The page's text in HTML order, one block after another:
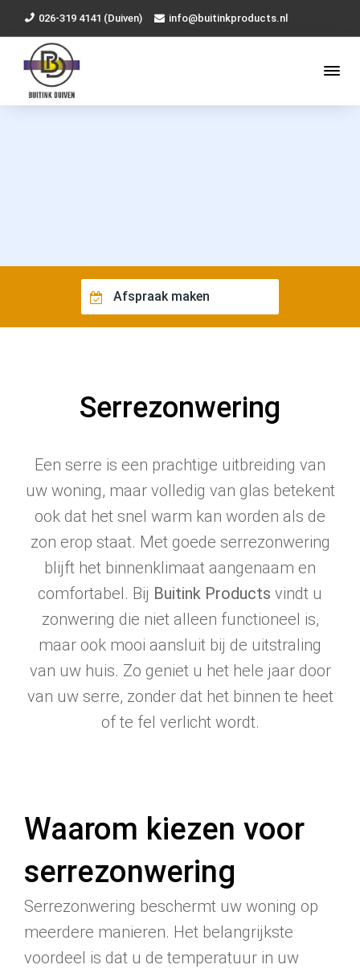
026-319 4141 (Duiven) info@buitinkproducts.nl
Afspraak maken
Serrezonwering
Een serre is een prachtige uitbreiding van
uw woning, maar volledig van glas betekent
ook dat het snel warm kan worden als de
zon erop staat. Met goede serrezonwering
blijft het binnenklimaat aangenaam en
comfortabel. Bij Buitink Products vindt u
zonwering die niet alleen functioneel is,
maar ook mooi aansluit bij de uitstraling
van uw huis. Zo geniet u het hele jaar door
van uw serre, zonder dat het binnen te heet
of te fel verlicht wordt.
Waarom kiezen voor
serrezonwering
Serrezonwering beschermt uw woning op
meerdere manieren. Het belangrijkste
voordeel is dat u de temperatuur in uw